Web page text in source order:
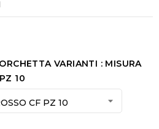
VARIANTI : MISURA
10